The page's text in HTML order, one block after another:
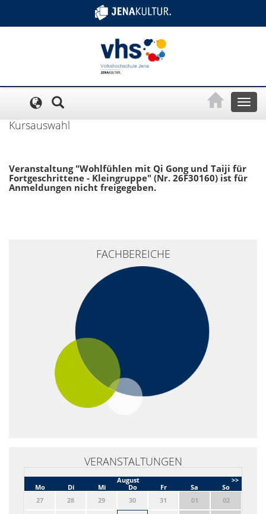
Toggle
Kursauswahl
Veranstaltung "Wohlfühlen mit Qi Gong und Taiji für
Fortgeschrittene - Kleingruppe" (Nr. 26F30160) ist für
Anmeldungen nicht freigegeben.
FACHBEREICHE
VERANSTALTUNGEN
>>
August
Mo
Di Mi Do Fr Sa
So
27
28 29 30 31 01 02